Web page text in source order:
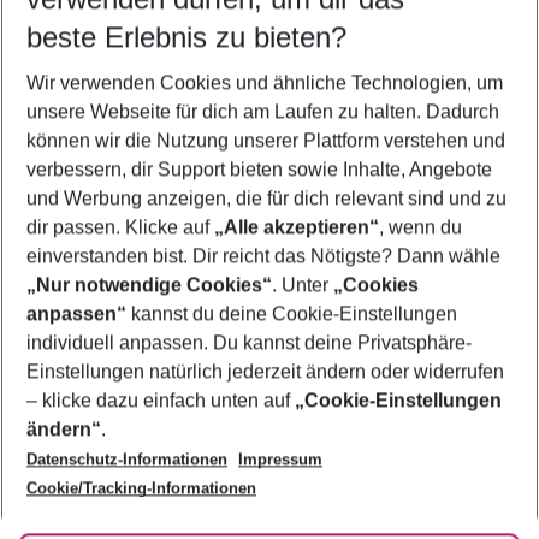
5-8 Nächte
2 Erwachsene Keine Kinder
Mehr Filter anzeigen
Footer
Footer navigation
Über uns
AGB
Bestpreisgarantie
Cookie-Einstellungen ändern
Cookie-Richtlinie
Agenturbetreuung
Barrierefreies Reisen
Folge uns
beste Erlebnis zu bieten?
Wir verwenden Cookies und ähnliche Technologien, um
unsere Webseite für dich am Laufen zu halten. Dadurch
können wir die Nutzung unserer Plattform verstehen und
verbessern, dir Support bieten sowie Inhalte, Angebote
und Werbung anzeigen, die für dich relevant sind und zu
dir passen. Klicke auf „Alle akzeptieren“, wenn du
einverstanden bist. Dir reicht das Nötigste? Dann wähle
„Nur notwendige Cookies“. Unter „Cookies
anpassen“ kannst du deine Cookie-Einstellungen
individuell anpassen. Du kannst deine Privatsphäre-
Einstellungen natürlich jederzeit ändern oder widerrufen
– klicke dazu einfach unten auf „Cookie-Einstellungen
ändern“.
Datenschutz-Informationen
Impressum
Cookie/Tracking-Informationen